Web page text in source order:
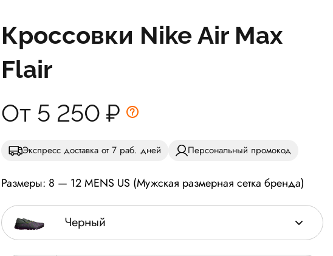
Кроссовки Nike Air Max
Flair
От 5 250 ₽
Экспресс доставка от 7 раб. дней Персональный промокод
Размеры: 8 — 12 MENS US (Мужская размерная сетка бренда)
Черный